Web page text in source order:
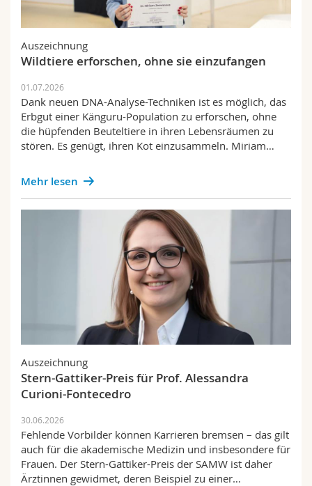
Auszeichnung
Wildtiere erforschen, ohne sie einzufangen
01.07.2026
Dank neuen DNA-Analyse-Techniken ist es möglich, das
Erbgut einer Känguru-Population zu erforschen, ohne
die hüpfenden Beuteltiere in ihren Lebensräumen zu
stören. Es genügt, ihren Kot einzusammeln. Miriam…
Mehr lesen
Auszeichnung
Stern-Gattiker-Preis für Prof. Alessandra
Curioni-Fontecedro
30.06.2026
Fehlende Vorbilder können Karrieren bremsen – das gilt
auch für die akademische Medizin und insbesondere für
Frauen. Der Stern-Gattiker-Preis der SAMW ist daher
Ärztinnen gewidmet, deren Beispiel zu einer…